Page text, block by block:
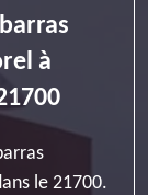
à
le 21700.